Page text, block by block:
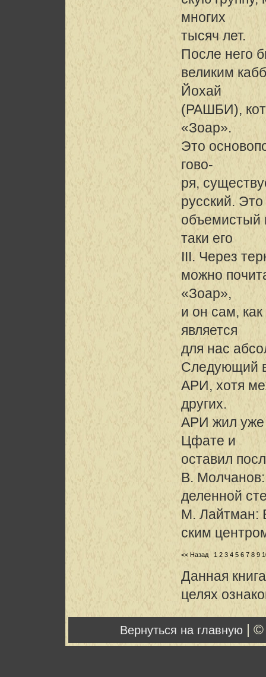
многих
тысяч лет.
После него
великим
Йохай
(РАШБИ),
«Зоар».
Это
гово-
ря,
русский. Это
объемистый
таки его
III. Через
можно
«Зоар»,
и он сам,
является
для нас
Следующий
АРИ, хотя
других.
АРИ жил уже
Цфате и
оставил
В.
деленной
М. Лайтман:
ским
<< Назад 1 2 3 4 5 6 7 8 9
Данная
целях
Вернуться на главную |